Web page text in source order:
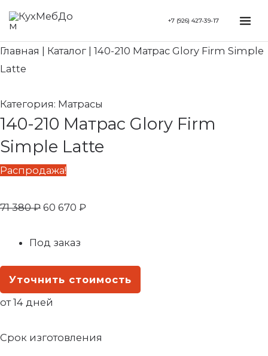
Перейти
содержимому
+7 (926) 427-39-17
Главная Каталог
140-210 Матрас Glory Firm Simple
Latte
Категория: Матрасы
140-210 Матрас Glory Firm
Simple Latte
Распродажа!
71 380₽
Первоначальная
составляла
60 670 ₽
60
Под заказ
Уточнить стоимость
от 14 дней
Срок изготовления
Search...